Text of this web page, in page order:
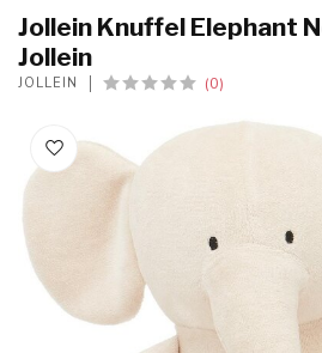
Jollein Knuffel Elephant
Jollein
JOLLEIN (0)